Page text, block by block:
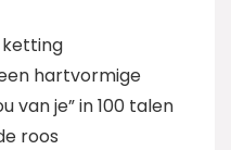
ketting
hartvormige
van je” in 100 talen
roos